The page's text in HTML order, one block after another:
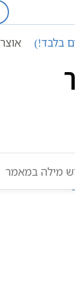
בלבד!)
אוצר הכתבים